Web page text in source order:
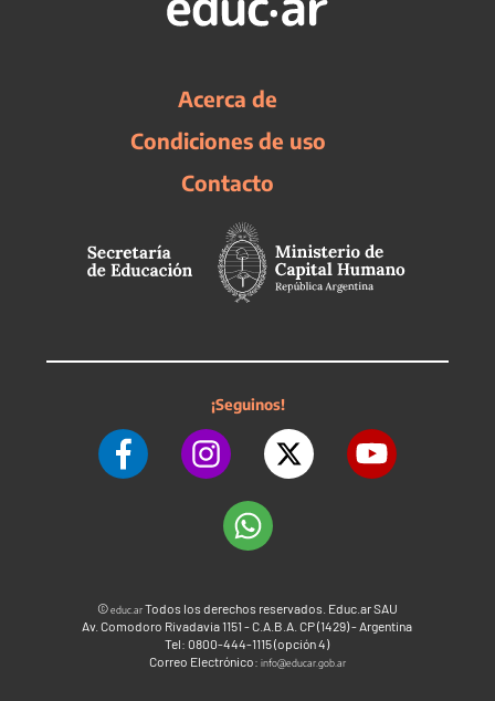
Acerca de
Condiciones de uso
Contacto
¡Seguinos!
©educ.arTodos los derechos reservados. Educ.ar SAU
Av. Comodoro Rivadavia 1151 - C.A.B.A. CP (1429) - Argentina
Tel: 0800-444-1115 (opción 4)
Correo Electrónico: info@educar.gob.ar